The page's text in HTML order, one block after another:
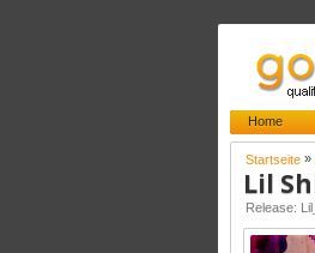
Home
Startseite »
Lil
Release: